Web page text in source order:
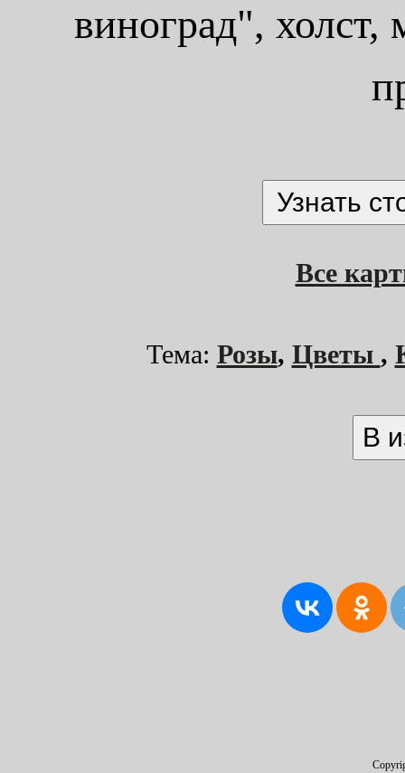
виноград", холст,
Все
Тема: Розы, Цветы ,